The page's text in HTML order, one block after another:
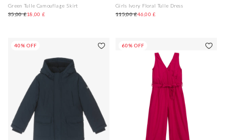
Green Tulle Camouflage Skirt
35,00 £18,00 £
Girls Ivory Floral Tulle Dress
115,00 £46,00 £
40% OFF 60% OFF